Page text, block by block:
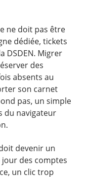
ne doit pas être
dédiée, tickets
DSDEN. Migrer
des
absents au
son carnet
pas, un simple
du navigateur
devenir un
jour des comptes
un clic trop